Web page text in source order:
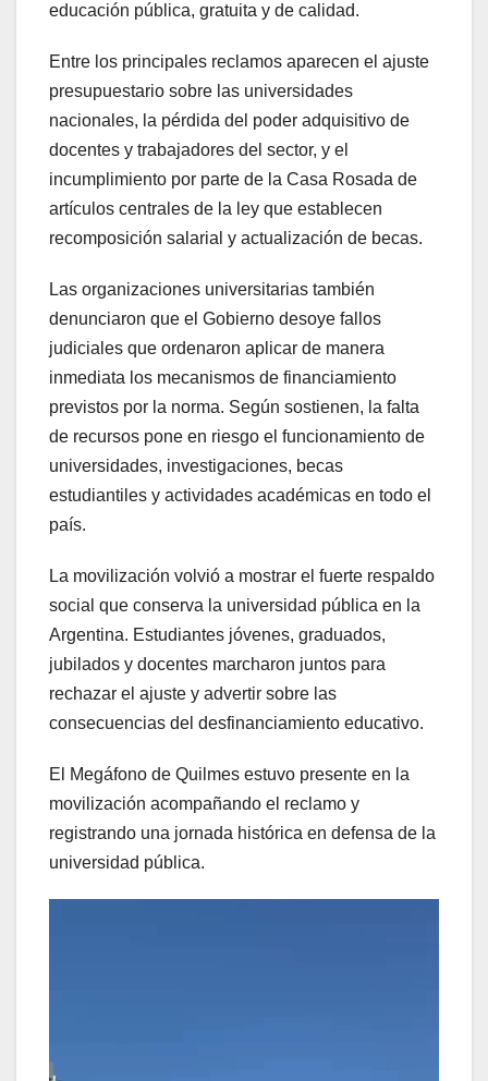
educación pública, gratuita y de calidad.
Entre los principales reclamos aparecen el ajuste
presupuestario sobre las universidades
nacionales, la pérdida del poder adquisitivo de
docentes y trabajadores del sector, y el
incumplimiento por parte de la Casa Rosada de
artículos centrales de la ley que establecen
recomposición salarial y actualización de becas.
Las organizaciones universitarias también
denunciaron que el Gobierno desoye fallos
judiciales que ordenaron aplicar de manera
inmediata los mecanismos de financiamiento
previstos por la norma. Según sostienen, la falta
de recursos pone en riesgo el funcionamiento de
universidades, investigaciones, becas
estudiantiles y actividades académicas en todo el
país.
La movilización volvió a mostrar el fuerte respaldo
social que conserva la universidad pública en la
Argentina. Estudiantes jóvenes, graduados,
jubilados y docentes marcharon juntos para
rechazar el ajuste y advertir sobre las
consecuencias del desfinanciamiento educativo.
El Megáfono de Quilmes estuvo presente en la
movilización acompañando el reclamo y
registrando una jornada histórica en defensa de la
universidad pública.